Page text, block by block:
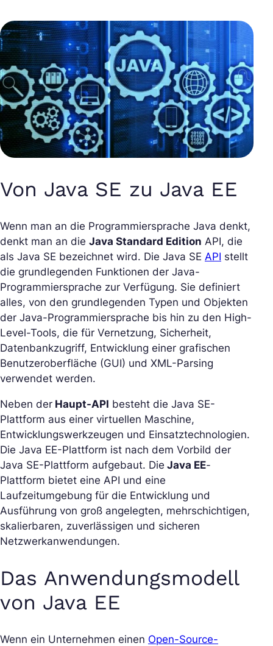
Von Java SE zu Java EE
Wenn man an die Programmiersprache Java denkt,
denkt man an die Java Standard Edition API, die
als Java SE bezeichnet wird. Die Java SE API stellt
die grundlegenden Funktionen der Java-
Programmiersprache zur Verfügung. Sie definiert
alles, von den grundlegenden Typen und Objekten
der Java-Programmiersprache bis hin zu den High-
Level-Tools, die für Vernetzung, Sicherheit,
Datenbankzugriff, Entwicklung einer grafischen
Benutzeroberfläche (GUI) und XML-Parsing
verwendet werden.
Neben der Haupt-API besteht die Java SE-
Plattform aus einer virtuellen Maschine,
Entwicklungswerkzeugen und Einsatztechnologien.
Die Java EE-Plattform ist nach dem Vorbild der
Java SE-Plattform aufgebaut. Die Java EE-
Plattform bietet eine API und eine
Laufzeitumgebung für die Entwicklung und
Ausführung von groß angelegten, mehrschichtigen,
skalierbaren, zuverlässigen und sicheren
Netzwerkanwendungen.
Das Anwendungsmodell
von Java EE
Wenn ein Unternehmen einen Open-Source-